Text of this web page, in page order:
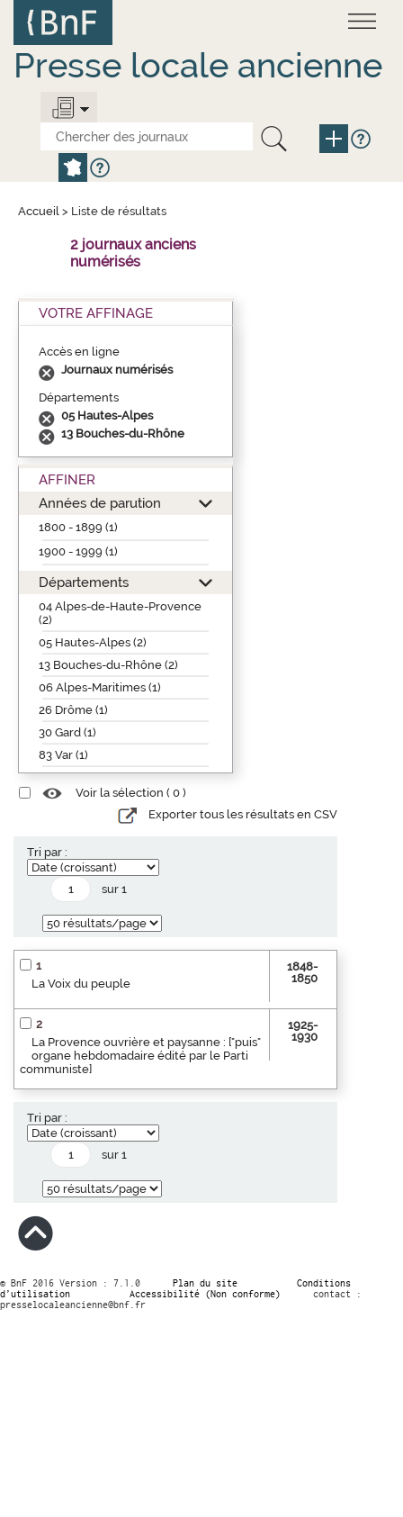
contenu
principal
Presse locale ancienne
Accueil > Liste de résultats
2 journaux anciens
numérisés
VOTRE AFFINAGE
Accès en ligne
Journaux numérisés
Départements
05 Hautes-Alpes
13 Bouches-du-Rhône
AFFINER
Années de parution
1800 - 1899 (1)
1900 - 1999 (1)
Départements
04 Alpes-de-Haute-Provence
(2)
05 Hautes-Alpes (2)
13 Bouches-du-Rhône (2)
06 Alpes-Maritimes (1)
26 Drôme (1)
30 Gard (1)
83 Var (1)
Voir la sélection ( 0 )
Exporter tous les résultats en CSV
Tri par :
sur 1
1
La Voix du peuple
1848-
1850
2
La Provence ouvrière et paysanne : ["puis"
organe hebdomadaire édité par le Parti
communiste]
1925-
1930
Tri par :
sur 1
© BnF 2016 Version : 7.1.0 Plan du site
Conditions
d’utilisation
Accessibilité (Non conforme)
contact :
presselocaleancienne@bnf.fr
Panneau de gestion des cookies